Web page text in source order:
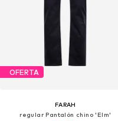
OFERTA
FARAH
regular Pantalón chino 'Elm'